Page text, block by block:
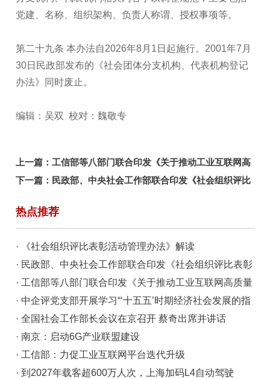
党建、名称、组织架构、负责人称谓、授权事项等。
第二十九条 本办法自2026年8月1日起施行。2001年7月
30日民政部发布的《社会团体分支机构、代表机构登记
办法》同时废止。
编辑：吴双 校对：魏敬专
上一篇：工信部等八部门联合印发《关于推动工业互联网高
质量发展的实施意见》
下一篇： 民政部、中央社会工作部联合印发《社会组织评比
热点推荐
· 《社会组织评比表彰活动管理办法》解读
· 民政部、中央社会工作部联合印发《社会组织评比表彰
活动管理办法》
· 工信部等八部门联合印发《关于推动工业互联网高质量
发展的实施意见》
· 中企评党支部开展学习“‘十五五’时期经济社会发展的指
导思想、重大原则和根本保证”主题党日活动
· 全国社会工作部长会议在京召开 蔡奇出席并讲话
· 南京：启动6G产业联盟建设
· 工信部：力促工业互联网平台迭代升级
· 到2027年载客超600万人次，上海加码L4自动驾驶